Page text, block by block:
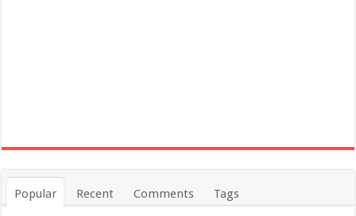
Popular Recent Comments Tags